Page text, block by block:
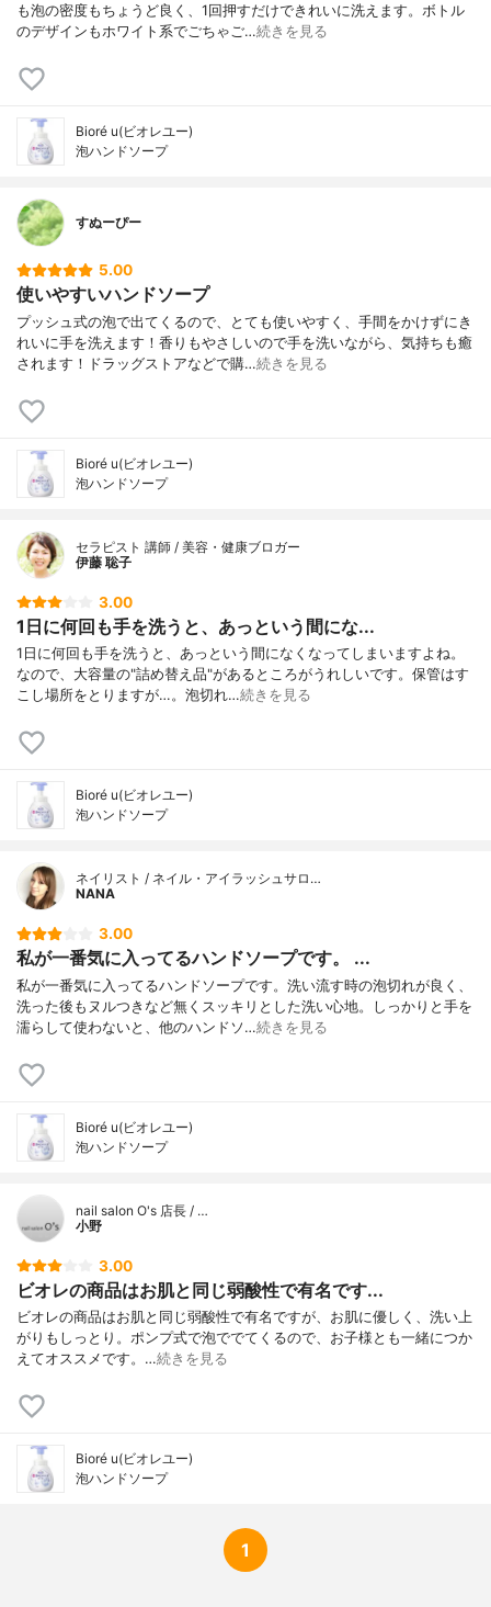
も泡の密度もちょうど良く、1回押すだけできれいに洗えます。ボトル
のデザインもホワイト系でごちゃご…続きを見る
Bioré u(ビオレユー)
泡ハンドソープ
すぬーぴー
5.00
使いやすいハンドソープ
プッシュ式の泡で出てくるので、とても使いやすく、手間をかけずにき
れいに手を洗えます！香りもやさしいので手を洗いながら、気持ちも癒
されます！ドラッグストアなどで購…続きを見る
Bioré u(ビオレユー)
泡ハンドソープ
セラピスト 講師 / 美容・健康ブロガー
伊藤 聡子
3.00
1日に何回も手を洗うと、あっという間にな...
1日に何回も手を洗うと、あっという間になくなってしまいますよね。
なので、大容量の"詰め替え品"があるところがうれしいです。保管はす
こし場所をとりますが…。泡切れ…続きを見る
Bioré u(ビオレユー)
泡ハンドソープ
ネイリスト / ネイル・アイラッシュサロ…
NANA
3.00
私が一番気に入ってるハンドソープです。 ...
私が一番気に入ってるハンドソープです。洗い流す時の泡切れが良く、
洗った後もヌルつきなど無くスッキリとした洗い心地。しっかりと手を
濡らして使わないと、他のハンドソ…続きを見る
Bioré u(ビオレユー)
泡ハンドソープ
nail salon O's 店長 / …
小野
3.00
ビオレの商品はお肌と同じ弱酸性で有名です...
ビオレの商品はお肌と同じ弱酸性で有名ですが、お肌に優しく、洗い上
がりもしっとり。ポンプ式で泡ででてくるので、お子様とも一緒につか
えてオススメです。…続きを見る
Bioré u(ビオレユー)
泡ハンドソープ
1